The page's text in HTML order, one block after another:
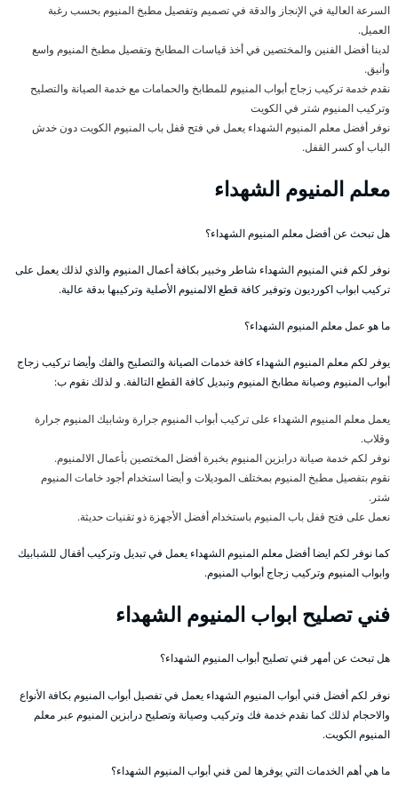
السرعة العالية في الإنجاز والدقة في تصميم وتفصيل مطبخ المنيوم بحسب رغبة
العميل.
لدينا أفضل الفنين والمختصين في أخذ قياسات المطابخ وتفصيل مطبخ المنيوم واسع
وأنيق.
نقدم خدمة تركيب زجاج أبواب المنيوم للمطابخ والحمامات مع خدمة الصيانة والتصليح
وتركيب المنيوم شتر في الكويت
نوفر أفضل معلم المنيوم الشهداء يعمل في فتح قفل باب المنيوم الكويت دون خدش
الباب أو كسر القفل.
معلم المنيوم الشهداء
هل تبحث عن أفضل معلم المنيوم الشهداء؟
نوفر لكم فني المنيوم الشهداء شاطر وخبير بكافة أعمال المنيوم والذي لذلك يعمل على
تركيب ابواب اكورديون وتوفير كافة قطع الالمنيوم الأصلية وتركيبها بدقة عالية.
ما هو عمل معلم المنيوم الشهداء؟
يوفر لكم معلم المنيوم الشهداء كافة خدمات الصيانة والتصليح والفك وأيضا تركيب زجاج
أبواب المنيوم وصيانة مطابخ المنيوم وتبديل كافة القطع التالفة. و لذلك نقوم ب:
يعمل معلم المنيوم الشهداء على تركيب أبواب المنيوم جرارة وشابيك المنيوم جرارة
وقلاب.
نوفر لكم خدمة صيانة درابزين المنيوم بخبرة أفضل المختصين بأعمال الالمنيوم.
نقوم بتفصيل مطبخ المنيوم بمختلف الموديلات و أيضا استخدام أجود خامات المنيوم
شتر.
نعمل على فتح قفل باب المنيوم باستخدام أفضل الأجهزة ذو تقنيات حديثة.
كما نوفر لكم ايضا أفضل معلم المنيوم الشهداء يعمل في تبديل وتركيب أقفال للشبابيك
وابواب المنيوم وتركيب زجاج أبواب المنيوم.
فني تصليح ابواب المنيوم الشهداء
هل تبحث عن أمهر فني تصليح أبواب المنيوم الشهداء؟
نوفر لكم أفضل فني أبواب المنيوم الشهداء يعمل في تفصيل أبواب المنيوم بكافة الأنواع
والاحجام لذلك كما نقدم خدمة فك وتركيب وصيانة وتصليح درابزين المنيوم عبر معلم
المنيوم الكويت.
ما هي أهم الخدمات التي يوفرها لمن فني أبواب المنيوم الشهداء؟